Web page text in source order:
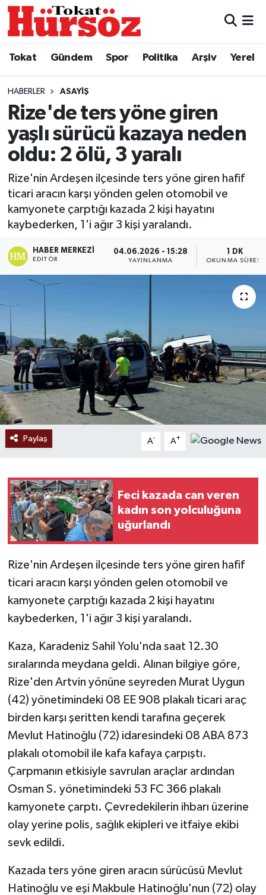
Tokat Gündem Spor Politika Arşiv Yerel
HABERLER ASAYIŞ
Rize'de ters yöne giren
yaşlı sürücü kazaya neden
oldu: 2 ölü, 3 yaralı
Rize'nin Ardeşen ilçesinde ters yöne giren hafif
ticari aracın karşı yönden gelen otomobil ve
kamyonete çarptığı kazada 2 kişi hayatını
kaybederken, 1'i ağır 3 kişi yaralandı.
HABER MERKEZI
EDITÖR
04.06.2026 - 15:28
YAYINLANMA
1 DK
OKUNMA SÜRESI
Paylaş A- A+
Feci kazada can veren
kadın son yolculuğuna
uğurlandı
Rize'nin Ardeşen ilçesinde ters yöne giren hafif
ticari aracın karşı yönden gelen otomobil ve
kamyonete çarptığı kazada 2 kişi hayatını
kaybederken, 1'i ağır 3 kişi yaralandı.
Kaza, Karadeniz Sahil Yolu'nda saat 12.30
sıralarında meydana geldi. Alınan bilgiye göre,
Rize'den Artvin yönüne seyreden Murat Uygun
(42) yönetimindeki 08 EE 908 plakalı ticari araç
birden karşı şeritten kendi tarafına geçerek
Mevlut Hatinoğlu (72) idaresindeki 08 ABA 873
plakalı otomobil ile kafa kafaya çarpıştı.
Çarpmanın etkisiyle savrulan araçlar ardından
Osman S. yönetimindeki 53 FC 366 plakalı
kamyonete çarptı. Çevredekilerin ihbarı üzerine
olay yerine polis, sağlık ekipleri ve itfaiye ekibi
sevk edildi.
Kazada ters yöne giren aracın sürücüsü Mevlut
Hatinoğlu ve eşi Makbule Hatinoğlu'nun (72) olay
Türkiye Gündemi
Gündem
Asayiş
Politika
Tokat Spor
Eğitim
Ekonomi
Sağlık
Tokat Haber
Hava Durumu
Tokat Namaz Vakitleri
Trafik Durumu
Süper Lig Puan Durumu ve Fikstür
Tüm Manşetler
Son Dakika Haberleri
Haber Arşivi